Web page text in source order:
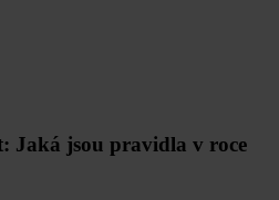
Jaká jsou pravidla v roce